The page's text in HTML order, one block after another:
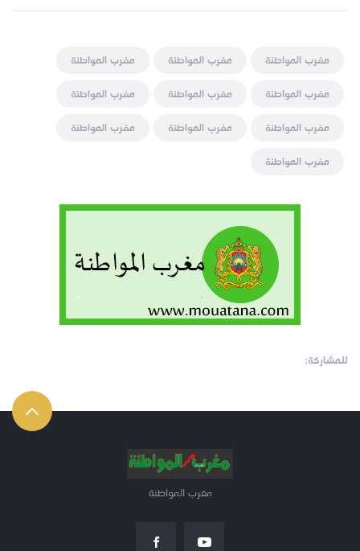
مغرب المواطنة مغرب المواطنة
مغرب المواطنة
مغرب المواطنة
مغرب المواطنة
مغرب المواطنة
مغرب المواطنة
مغرب المواطنة
مغرب المواطنة
مغرب المواطنة
للمشاركة:
مغرب المواطنة